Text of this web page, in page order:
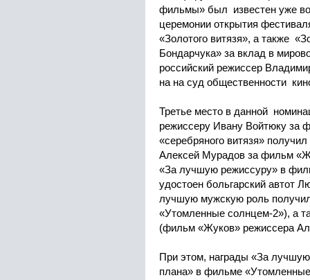
фильмы» был известен уже
церемонии открытия
«Золотого витязя», а также
Бондарчука» за вклад в
российский режиссер
на на суд общественности
Третье место в данной
режиссеру Ивану Войтюку за
«серебряного витязя»
Алексей Мурадов за фильм
«За лучшую режиссуру» в
удостоен больгарский автот
лучшую мужскую роль
«Утомленные солнцем-2»), а
(фильм «Жуков» режиссера
При этом, награды «За
плана» в фильме